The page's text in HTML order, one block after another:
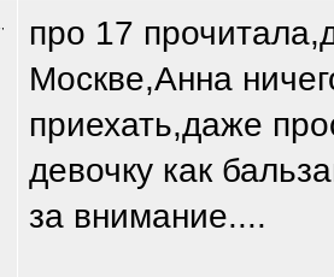
про 17
Москве,Анна
приехать,даже
девочку как
за внимание....